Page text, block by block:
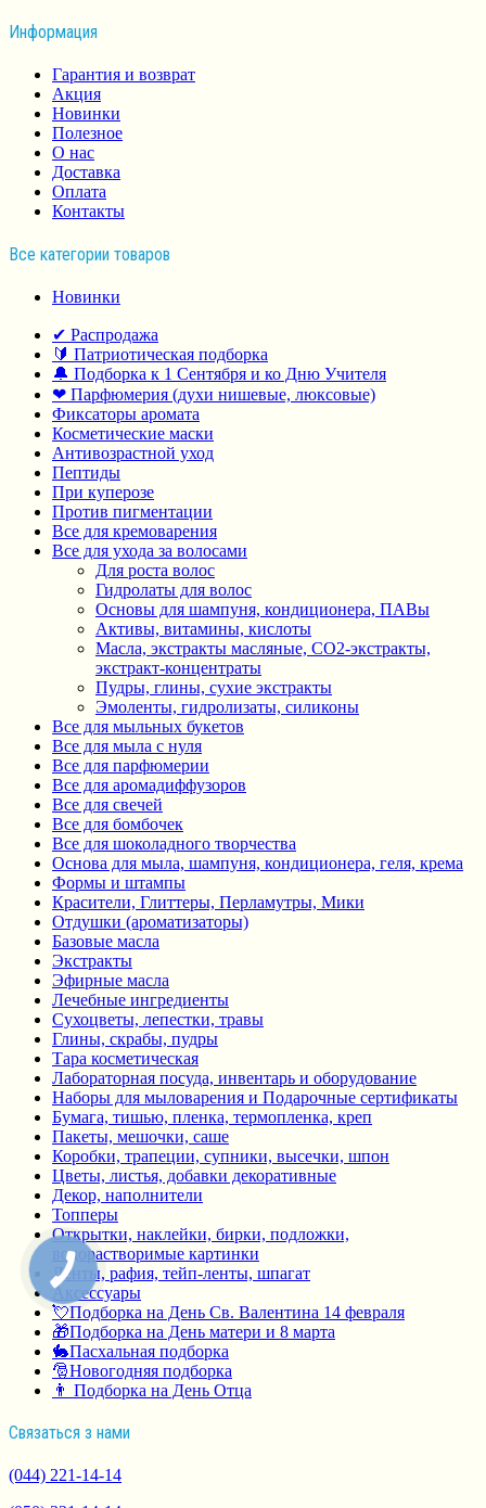
Информация
Гарантия и возврат
Акция
Новинки
Полезное
О нас
Доставка
Оплата
Контакты
Все категории товаров
Новинки
✔ Распродажа
🔰 Патриотическая подборка
🔔 Подборка к 1 Сентября и ко Дню Учителя
❤ Парфюмерия (духи нишевые, люксовые)
Фиксаторы аромата
Косметические маски
Антивозрастной уход
Пептиды
При куперозе
Против пигментации
Все для кремоварения
Все для ухода за волосами
Для роста волос
Гидролаты для волос
Основы для шампуня, кондиционера, ПАВы
Активы, витамины, кислоты
Масла, экстракты масляные, СО2-экстракты,
экстракт-концентраты
Пудры, глины, сухие экстракты
Эмоленты, гидролизаты, силиконы
Все для мыльных букетов
Все для мыла с нуля
Все для парфюмерии
Все для аромадиффузоров
Все для свечей
Все для бомбочек
Все для шоколадного творчества
Основа для мыла, шампуня, кондиционера, геля, крема
Формы и штампы
Красители, Глиттеры, Перламутры, Мики
Отдушки (ароматизаторы)
Базовые масла
Экстракты
Эфирные масла
Лечебные ингредиенты
Сухоцветы, лепестки, травы
Глины, скрабы, пудры
Тара косметическая
Лабораторная посуда, инвентарь и оборудование
Наборы для мыловарения и Подарочные сертификаты
Бумага, тишью, пленка, термопленка, креп
Пакеты, мешочки, саше
Коробки, трапеции, супники, высечки, шпон
Цветы, листья, добавки декоративные
Декор, наполнители
Топперы
Открытки, наклейки, бирки, подложки,
водорастворимые картинки
Ленты, рафия, тейп-ленты, шпагат
Аксессуары
💘Подборка на День Св. Валентина 14 февраля
🎁Подборка на День матери и 8 марта
🐇Пасхальная подборка
🎅Новогодняя подборка
👨 Подборка на День Отца
Связаться з нами
(044) 221-14-14